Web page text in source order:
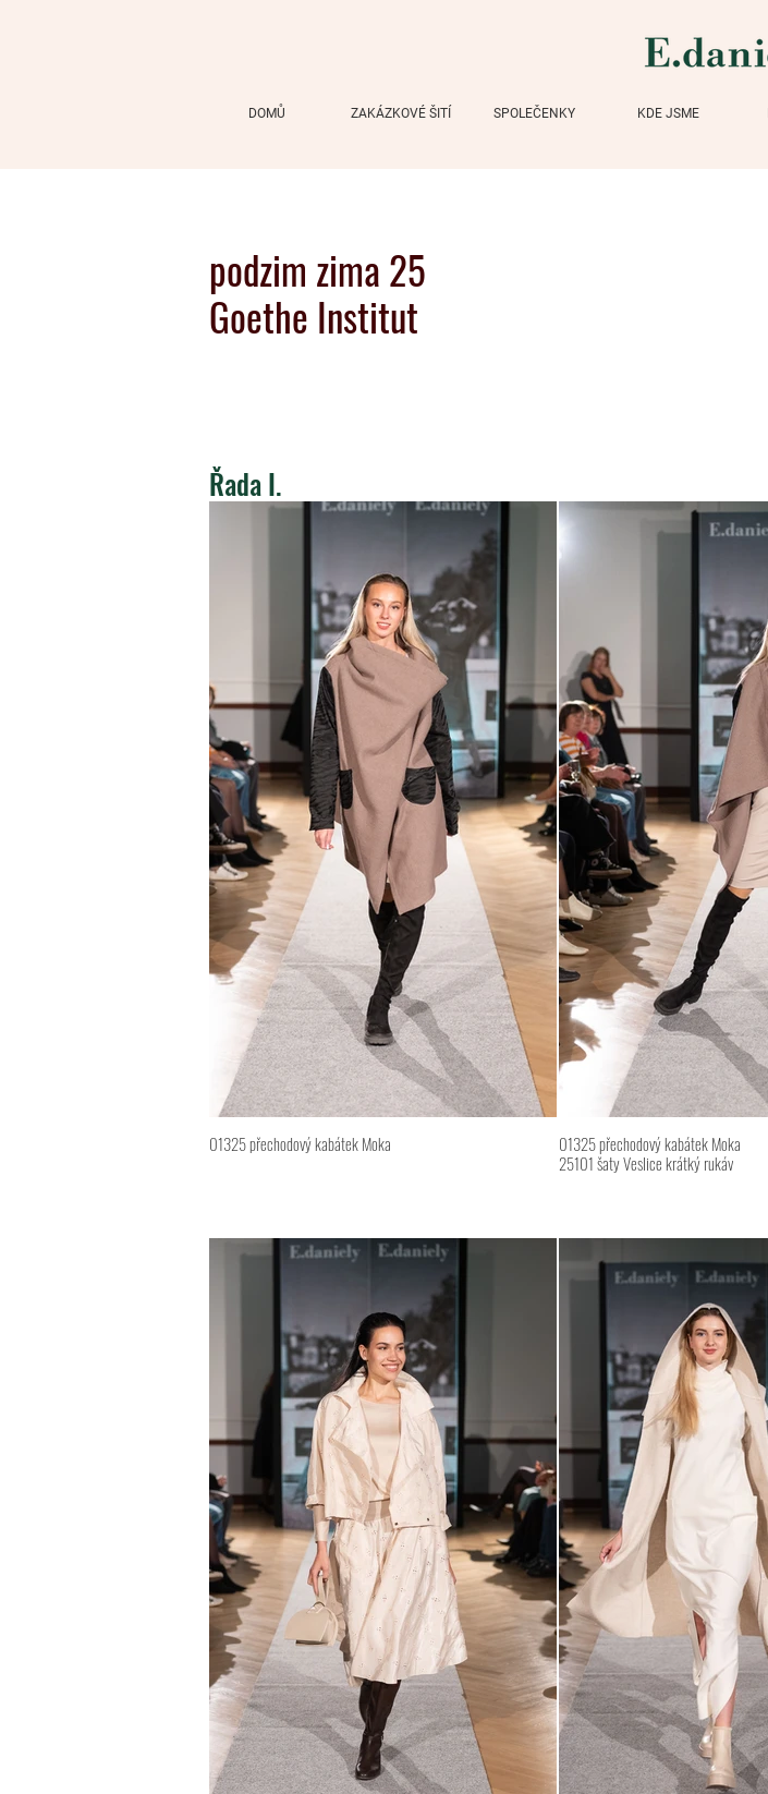
DOMŮ ZAKÁZKOVÉ ŠITÍ SPOLEČENKY KDE JSME
podzim zima 25
Goethe Institut
Řada I.
01325 přechodový kabátek Moka
01325 přechodový kabátek Moka
25101 šaty Veslice krátký rukáv